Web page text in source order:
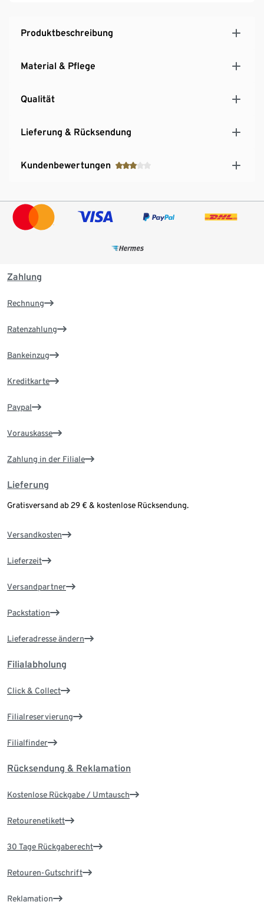
Produktbeschreibung
Material & Pflege
Qualität
Lieferung & Rücksendung
Kundenbewertungen
Zahlung
Rechnung
Ratenzahlung
Bankeinzug
Kreditkarte
Paypal
Vorauskasse
Zahlung in der Filiale
Lieferung
Gratisversand ab 29 € & kostenlose Rücksendung.
Versandkosten
Lieferzeit
Versandpartner
Packstation
Lieferadresse ändern
Filialabholung
Click & Collect
Filialreservierung
Filialfinder
Rücksendung & Reklamation
Kostenlose Rückgabe / Umtausch
Retourenetikett
30 Tage Rückgaberecht
Retouren-Gutschrift
Reklamation